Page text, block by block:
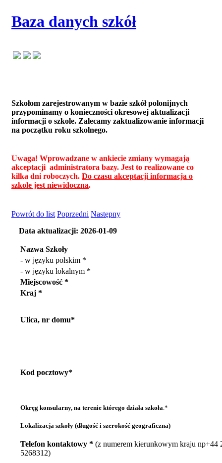
Baza danych szkół
Szkołom zarejestrowanym w bazie szkół polonijnych
przypominamy o konieczności okresowej aktualizacji
informacji o szkole. Zalecamy zaktualizowanie informacji
na początku roku szkolnego.
Uwaga! Wprowadzane w ankiecie zmiany wymagają
akceptacji administratora bazy. Jest to realizowane co
kilka dni roboczych. Do czasu akceptacji informacja o
szkole jest niewidoczna.
Powrót do list Poprzedni Następny
Data aktualizacji: 2026-01-09
Nazwa Szkoły
- w języku polskim *
- w języku lokalnym *
Miejscowość *
Kraj *
Ulica, nr domu*
Kod pocztowy*
Okręg konsularny, na terenie którego działa szkoła .*
Lokalizacja szkoły (długość i szerokość geograficzna)
Telefon kontaktowy * (z numerem kierunkowym kraju np+44
5268312)